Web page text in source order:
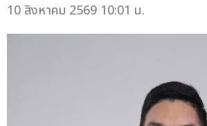
10 สิงหาคม 2569 10:01 น.